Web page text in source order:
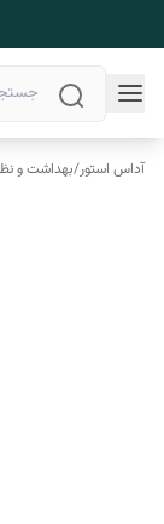
آداس استور/بهداشت و